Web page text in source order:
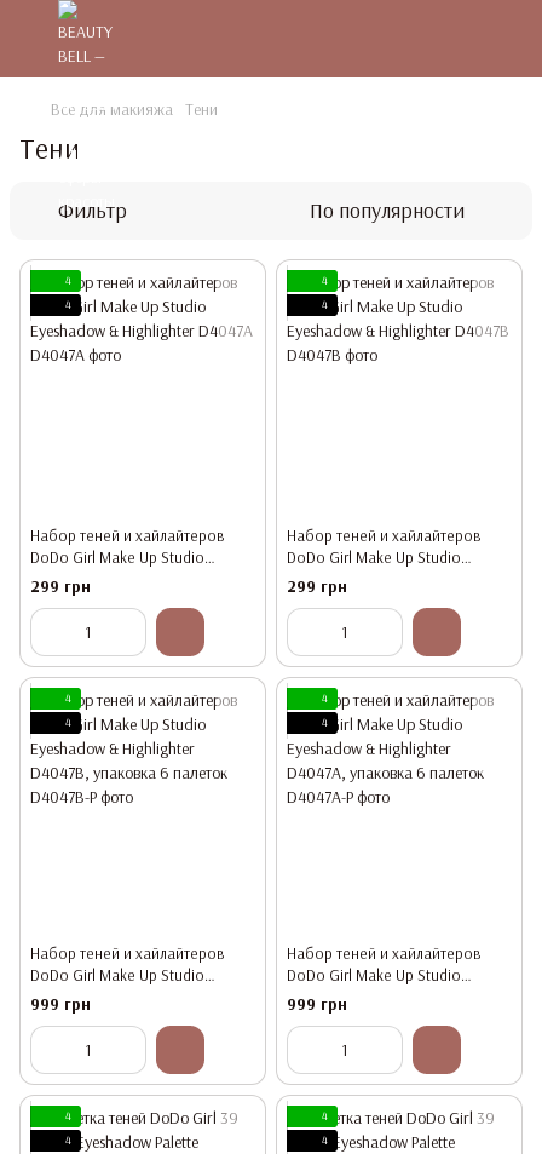
Все для макияжа Тени
Тени
Фильтр По популярности
4
4
Набор теней и хайлайтеров
DoDo Girl Make Up Studio
Eyeshadow & Highlighter D4047A
299 грн
4
4
Набор теней и хайлайтеров
DoDo Girl Make Up Studio
Eyeshadow & Highlighter D4047B
299 грн
4
4
Набор теней и хайлайтеров
DoDo Girl Make Up Studio
Eyeshadow & Highlighter D4047B,
упаковка 6 палеток
999 грн
4
4
Набор теней и хайлайтеров
DoDo Girl Make Up Studio
Eyeshadow & Highlighter D4047A,
упаковка 6 палеток
999 грн
4
4
4
4